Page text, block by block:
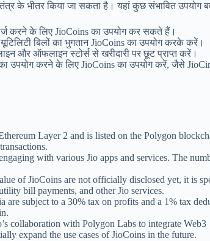
के भीतर किया जा सकता है। यहां कुछ संभावित उपयोग
करने के लिए JioCoins का उपयोग कर सकते हैं।
बिलों का भुगतान JioCoins का उपयोग करके करें।
और ऑफलाइन स्टोर्स से खरीदारी पर छूट प्राप्त करें।
उपयोग करने के लिए JioCoins का उपयोग करें, जैसे
Layer 2 and is listed on the Polygon
with various Jio apps and services. The
of JioCoins are not officially disclosed yet, it is
bill payments, and other Jio services.
are subject to a 30% tax on profits and a 1% tax
collaboration with Polygon Labs to integrate Web3
expand the use cases of JioCoins in the future.